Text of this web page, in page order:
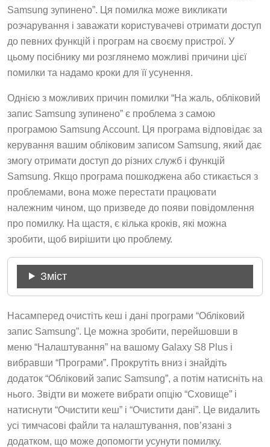
Samsung зупинено”. Ця помилка може викликати
розчарування і заважати користувачеві отримати доступ
до певних функцій і програм на своєму пристрої. У
цьому посібнику ми розглянемо можливі причини цієї
помилки та надамо кроки для її усунення.
Однією з можливих причин помилки “На жаль, обліковий
запис Samsung зупинено” є проблема з самою
програмою Samsung Account. Ця програма відповідає за
керування вашим обліковим записом Samsung, який дає
змогу отримати доступ до різних служб і функцій
Samsung. Якщо програма пошкоджена або стикається з
проблемами, вона може перестати працювати
належним чином, що призведе до появи повідомлення
про помилку. На щастя, є кілька кроків, які можна
зробити, щоб вирішити цю проблему.
Зміст
Насамперед очистіть кеш і дані програми “Обліковий
запис Samsung”. Це можна зробити, перейшовши в
меню “Налаштування” на вашому Galaxy S8 Plus і
вибравши “Програми”. Прокрутіть вниз і знайдіть
додаток “Обліковий запис Samsung”, а потім натисніть на
нього. Звідти ви можете вибрати опцію “Сховище” і
натиснути “Очистити кеш” і “Очистити дані”. Це видалить
усі тимчасові файли та налаштування, пов’язані з
додатком, що може допомогти усунути помилку.